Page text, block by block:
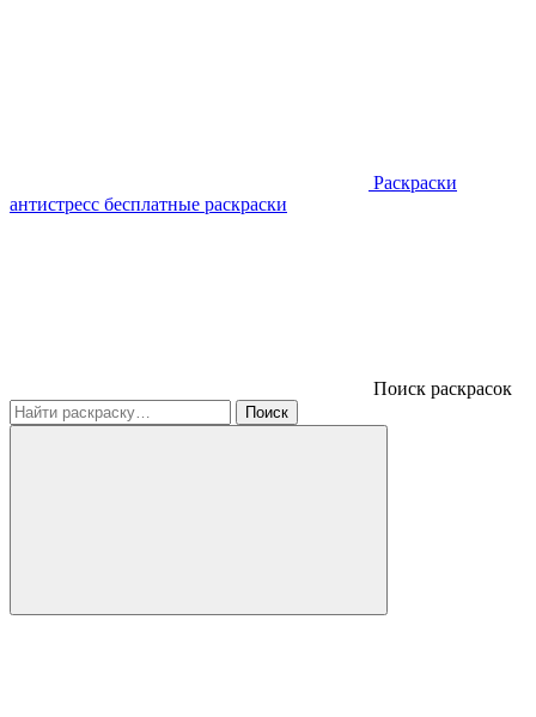
Раскраски
антистресс бесплатные раскраски
Поиск раскрасок
Поиск